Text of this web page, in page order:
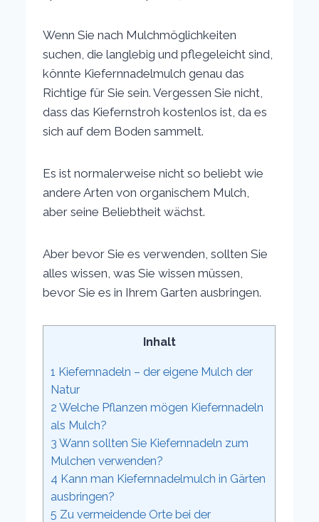
Wenn Sie nach Mulchmöglichkeiten
suchen, die langlebig und pflegeleicht sind,
könnte Kiefernnadelmulch genau das
Richtige für Sie sein. Vergessen Sie nicht,
dass das Kiefernstroh kostenlos ist, da es
sich auf dem Boden sammelt.
Es ist normalerweise nicht so beliebt wie
andere Arten von organischem Mulch,
aber seine Beliebtheit wächst.
Aber bevor Sie es verwenden, sollten Sie
alles wissen, was Sie wissen müssen,
bevor Sie es in Ihrem Garten ausbringen.
Inhalt
1 Kiefernnadeln – der eigene Mulch der
Natur
2 Welche Pflanzen mögen Kiefernnadeln
als Mulch?
3 Wann sollten Sie Kiefernnadeln zum
Mulchen verwenden?
4 Kann man Kiefernnadelmulch in Gärten
ausbringen?
5 Zu vermeidende Orte bei der